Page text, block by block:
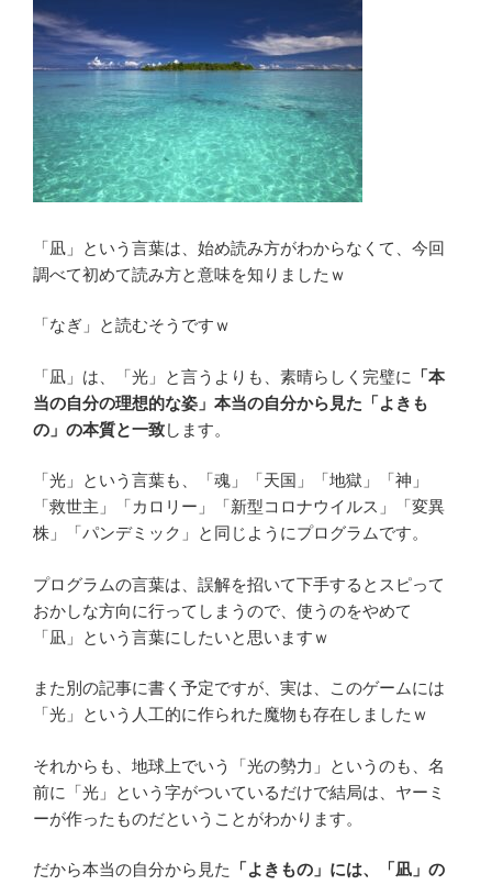
「凪」という言葉は、始め読み方がわからなくて、今回
調べて初めて読み方と意味を知りましたｗ
「なぎ」と読むそうですｗ
「凪」は、「光」と言うよりも、素晴らしく完璧に
「本
当の自分の理想的な姿」本当の自分から見た「よきも
の」の本質と一致します。
「光」という言葉も、「魂」「天国」「地獄」「神」
「救世主」「カロリー」「新型コロナウイルス」「変異
株」「パンデミック」と同じようにプログラムです。
プログラムの言葉は、誤解を招いて下手するとスピって
おかしな方向に行ってしまうので、使うのをやめて
「凪」という言葉にしたいと思いますｗ
また別の記事に書く予定ですが、実は、このゲームには
「光」という人工的に作られた魔物も存在しましたｗ
それからも、地球上でいう「光の勢力」というのも、名
前に「光」という字がついているだけで結局は、ヤーミ
ーが作ったものだということがわかります。
だから本当の自分から見た
「よきもの」には、「凪」の